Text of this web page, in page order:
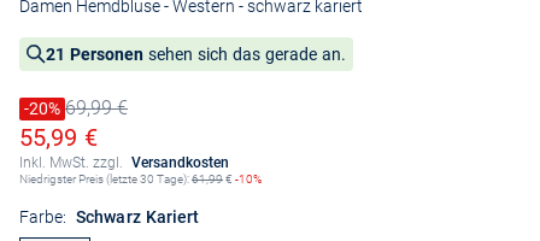
Damen Hemdbluse - Western - schwarz kariert
21 Personen sehen sich das gerade an.
Preis reduziert um
-20%
Alter Preis69,99 €
Ermäßigter Preis
55,99 €
Inkl. MwSt. zzgl. Versandkosten
Niedrigster Preis (letzte 30 Tage):61,99€ -10%
Farbe: Schwarz Kariert